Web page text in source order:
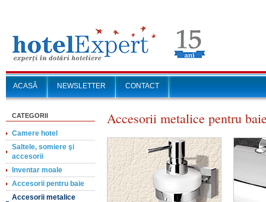
ACASĂ NEWSLETTER CONTACT
CATEGORII
Camere hotel
Saltele, somiere şi
accesorii
Inventar moale
Accesorii pentru baie
Accesorii metalice
Accesorii metalice pentru